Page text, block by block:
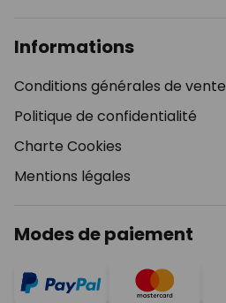
Informations
Conditions générales de vente
Politique de confidentialité
Charte Cookies
Mentions légales
Modes de paiement